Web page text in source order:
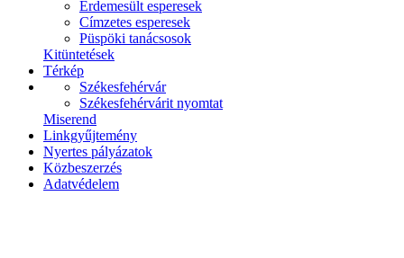
Érdemesült esperesek
Címzetes esperesek
Püspöki tanácsosok
Kitüntetések
Térkép
Székesfehérvár
Székesfehérvárit nyomtat
Miserend
Linkgyűjtemény
Nyertes pályázatok
Közbeszerzés
Adatvédelem